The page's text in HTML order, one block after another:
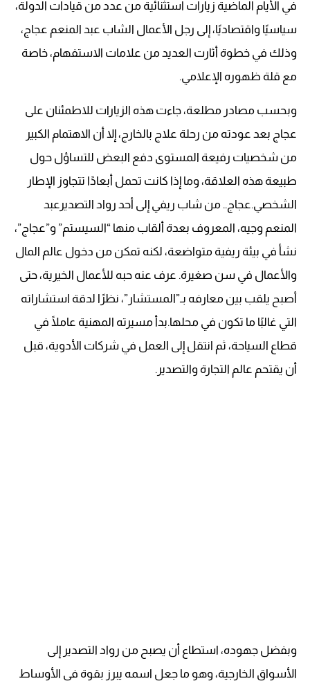
في الأيام الماضية زيارات استثنائية من عدد من قيادات الدولة،
سياسيًا واقتصاديًا، إلى رجل الأعمال الشاب عبد المنعم عجاج،
وذلك في خطوة أثارت العديد من علامات الاستفهام، خاصة
مع قلة ظهوره الإعلامي.
وبحسب مصادر مطلعة، جاءت هذه الزيارات للاطمئنان على
عجاج بعد عودته من رحلة علاج بالخارج، إلا أن الاهتمام الكبير
من شخصيات رفيعة المستوى دفع البعض للتساؤل حول
طبيعة هذه العلاقة، وما إذا كانت تحمل أبعادًا تتجاوز الإطار
الشخصي.عجاج.. من شاب ريفي إلى أحد رواد التصديرعبد
المنعم وجيه، المعروف بعدة ألقاب منها “السيستم” و”عجاج”،
نشأ في بيئة ريفية متواضعة، لكنه تمكن من دخول عالم المال
والأعمال في سن صغيرة. عرف عنه حبه للأعمال الخيرية، حتى
أصبح يلقب بين معارفه بـ”المستشار”، نظرًا لدقة استشاراته
التي غالبًا ما تكون في محلها.بدأ مسيرته المهنية عاملًا في
قطاع السياحة، ثم انتقل إلى العمل في شركات الأدوية، قبل
أن يقتحم عالم التجارة والتصدير.
وبفضل جهوده، استطاع أن يصبح من رواد التصدير إلى
الأسواق الخارجية، وهو ما جعل اسمه يبرز بقوة في الأوساط